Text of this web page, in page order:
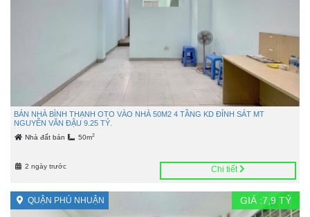
BÁN NHÀ BÌNH THẠNH OTO VÀO NHÀ 50M2 4 TẦNG KD ĐỈNH SÁT MT
NGUYỄN VĂN ĐẬU 9.25 TỶ.
Nhà đất bán 50m2
2 ngày trước Chi tiết
QUẬN PHÚ NHUẬN GIÁ :7,9 TỶ